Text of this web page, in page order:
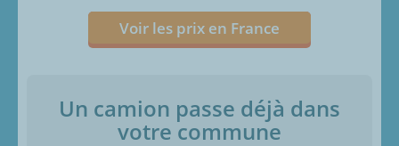
Voir les prix en France
Un camion passe déjà dans
votre commune